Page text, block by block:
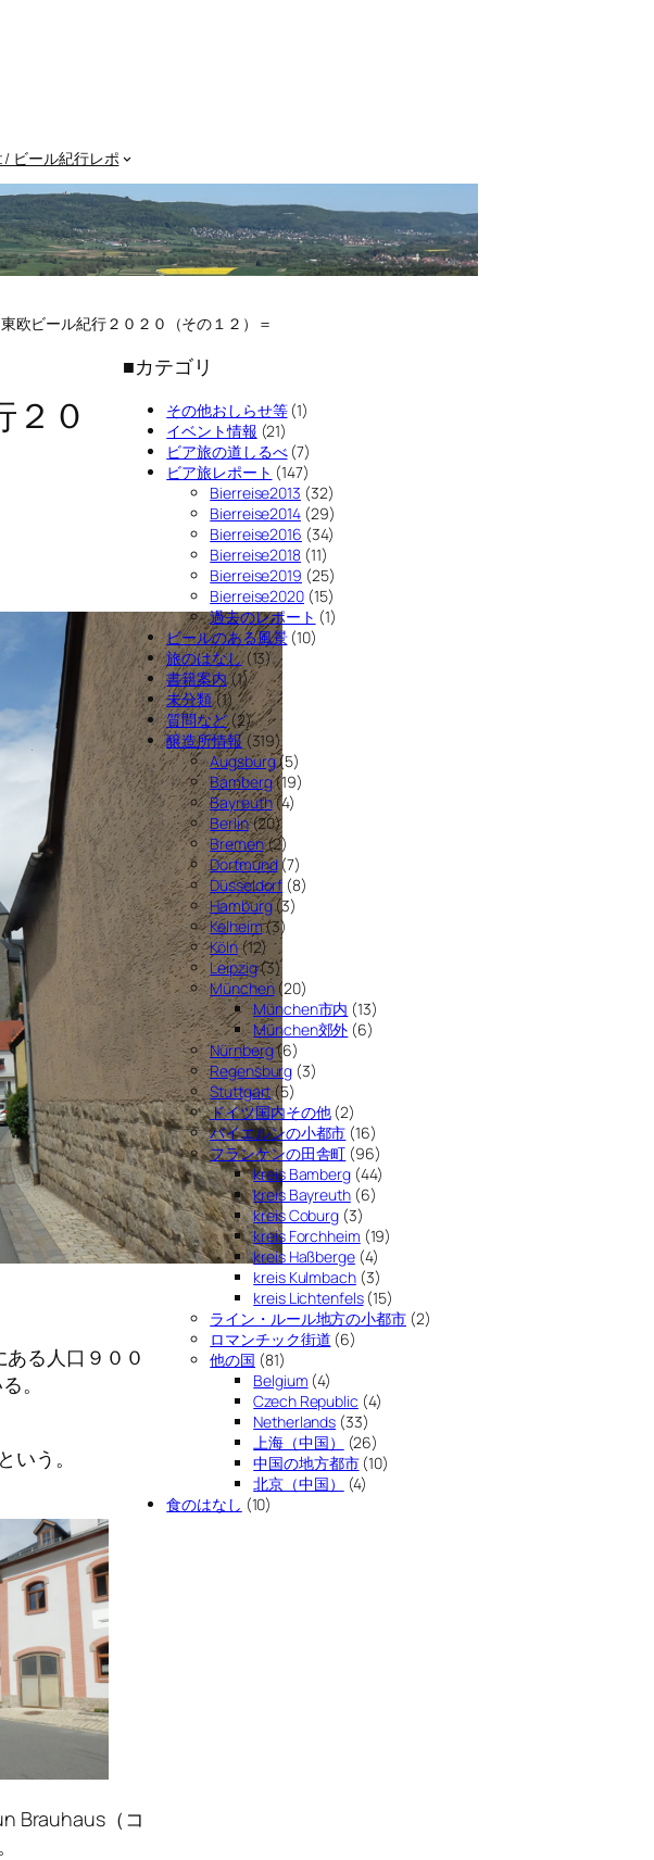
/ ビール紀行レポ
欧ビール紀行２０２０（その１２）＝
２０
る人口９００
。
う。
Brauhaus（コ
■カテゴリ
その他おしらせ等(1)
イベント情報 (21)
ビア旅の道しるべ(7)
ビア旅レポート (147)
Bierreise2013 (32)
Bierreise2014(29)
Bierreise2016 (34)
Bierreise2018(11)
Bierreise2019 (25)
Bierreise2020(15)
過去のレポート (1)
ビールのある風景(10)
旅のはなし(13)
書籍案内(1)
未分類(1)
質問など(2)
醸造所情報(319)
Augsburg(5)
Bamberg(19)
Bayreuth(4)
Berlin(20)
Bremen(2)
Dortmund(7)
Düsseldorf (8)
Hamburg(3)
Kelheim(3)
Köln(12)
Leipzig(3)
München(20)
München市内 (13)
München郊外 (6)
Nürnberg(6)
Regensburg (3)
Stuttgart(5)
ドイツ国内その他(2)
バイエルンの小都市 (16)
フランケンの田舎町 (96)
kreis Bamberg(44)
kreis Bayreuth(6)
kreis Coburg (3)
kreis Forchheim (19)
kreis Haßberge(4)
kreis Kulmbach(3)
kreis Lichtenfels(15)
ライン・ルール地方の小都市(2)
ロマンチック街道 (6)
他の国 (81)
Belgium (4)
Czech Republic (4)
Netherlands (33)
上海（中国）
(26)
中国の地方都市(10)
北京（中国）
(4)
食のはなし (10)